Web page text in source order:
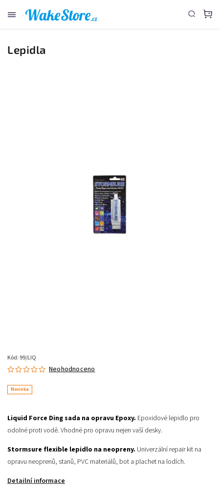
Lepidla
Kód: 99/LIQ
Novinka
Neohodnoceno
Liquid Force Ding sada na opravu Epoxy. Epoxidové lepidlo pro
odolné proti vodě. Vhodné pro opravu nejen vaší desky.
Stormsure flexible lepidlo na neopreny. Univerzální repair kit na
opravu neoprenů, stanů, PVC materiálů, bot a plachet na lodích.
Detailní informace
www.wakestore.cz - Chat